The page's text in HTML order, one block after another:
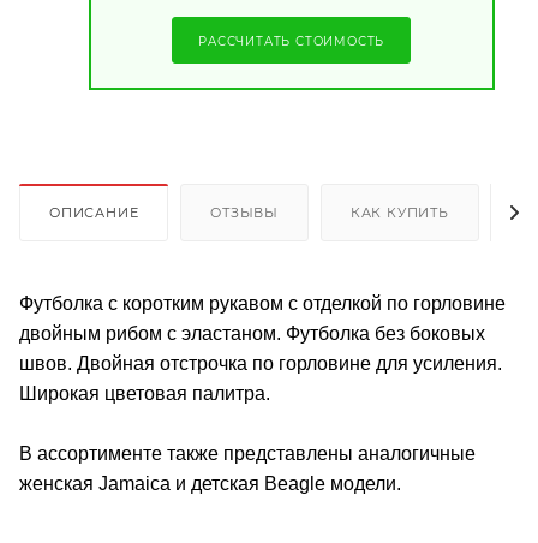
РАССЧИТАТЬ СТОИМОСТЬ
ОПИСАНИЕ ОТЗЫВЫ КАК КУПИТЬ
Футболка с коротким рукавом с отделкой по горловине
двойным рибом с эластаном. Футболка без боковых
швов. Двойная отстрочка по горловине для усиления.
Широкая цветовая палитра.
В ассортименте также представлены аналогичные
женская Jamaica и детская Beagle модели.